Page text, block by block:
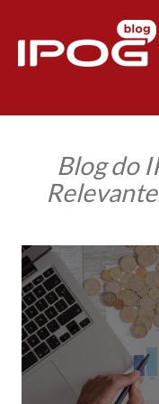
Blog do
Você
sabe
qual
é
a
importância
da
Margem
de
Contribuição